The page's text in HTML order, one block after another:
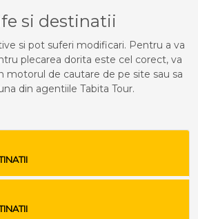
si destinatii
si pot suferi modificari. Pentru a va
plecarea dorita este cel corect, va
motorul de cautare de pe site sau sa
din agentiile Tabita Tour.